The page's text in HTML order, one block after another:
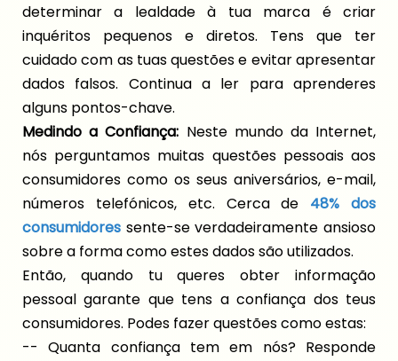
determinar a lealdade à tua marca é criar
inquéritos pequenos e diretos. Tens que ter
cuidado com as tuas questões e evitar apresentar
dados falsos. Continua a ler para aprenderes
alguns pontos-chave.
Medindo a Confiança: Neste mundo da Internet,
nós perguntamos muitas questões pessoais aos
consumidores como os seus aniversários, e-mail,
números telefónicos, etc. Cerca de 48% dos
consumidores sente-se verdadeiramente ansioso
sobre a forma como estes dados são utilizados.
Então, quando tu queres obter informação
pessoal garante que tens a confiança dos teus
consumidores. Podes fazer questões como estas:
-- Quanta confiança tem em nós? Responde